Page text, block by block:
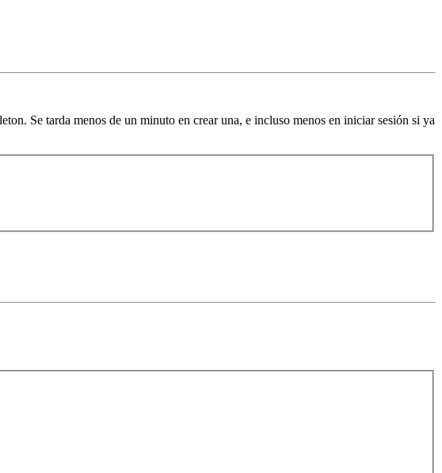
Se tarda menos de un minuto en crear una, e incluso menos en iniciar sesión si ya